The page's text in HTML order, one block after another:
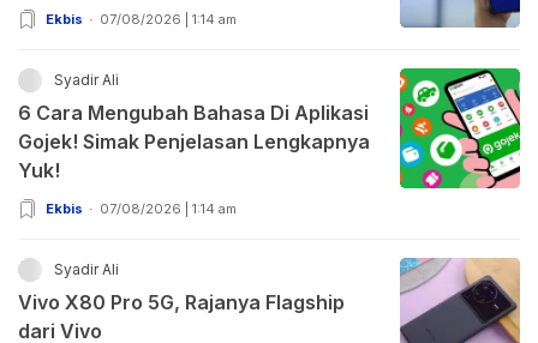
Ekbis 07/08/2026 | 1:14 am
Syadir Ali
6 Cara Mengubah Bahasa Di Aplikasi
Gojek! Simak Penjelasan Lengkapnya
Yuk!
Ekbis 07/08/2026 | 1:14 am
Syadir Ali
Vivo X80 Pro 5G, Rajanya Flagship
dari Vivo